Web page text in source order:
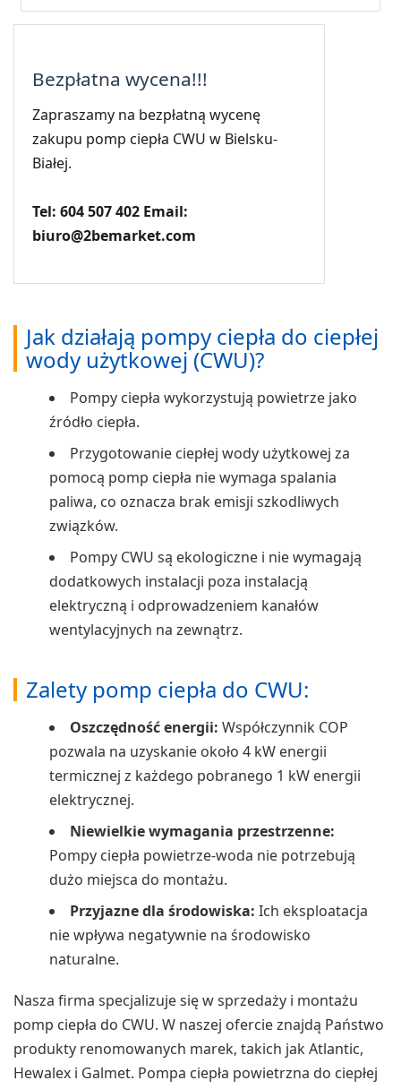
Bezpłatna wycena!!!
Zapraszamy na bezpłatną wycenę
zakupu pomp ciepła CWU w Bielsku-
Białej.
Tel: 604 507 402 Email:
biuro@2bemarket.com
Jak działają pompy ciepła do ciepłej
wody użytkowej (CWU)?
Pompy ciepła wykorzystują powietrze jako
źródło ciepła.
Przygotowanie ciepłej wody użytkowej za
pomocą pomp ciepła nie wymaga spalania
paliwa, co oznacza brak emisji szkodliwych
związków.
Pompy CWU są ekologiczne i nie wymagają
dodatkowych instalacji poza instalacją
elektryczną i odprowadzeniem kanałów
wentylacyjnych na zewnątrz.
Zalety pomp ciepła do CWU:
Oszczędność energii: Współczynnik COP
pozwala na uzyskanie około 4 kW energii
termicznej z każdego pobranego 1 kW energii
elektrycznej.
Niewielkie wymagania przestrzenne:
Pompy ciepła powietrze-woda nie potrzebują
dużo miejsca do montażu.
Przyjazne dla środowiska: Ich eksploatacja
nie wpływa negatywnie na środowisko
naturalne.
Nasza firma specjalizuje się w sprzedaży i montażu
pomp ciepła do CWU. W naszej ofercie znajdą Państwo
produkty renomowanych marek, takich jak Atlantic,
Hewalex i Galmet. Pompa ciepła powietrzna do ciepłej